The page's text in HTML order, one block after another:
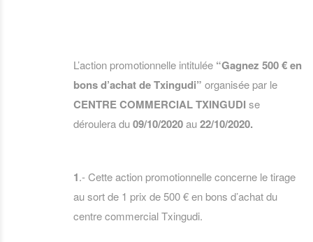
L’action promotionnelle intitulée “Gagnez 500 € en
bons d’achat de Txingudi” organisée par le
CENTRE COMMERCIAL TXINGUDI se
déroulera du09/10/2020au22/10/2020.
1.- Cette action promotionnelle concerne le tirage
au sort de 1 prix de 500 € en bons d’achat du
centre commercial Txingudi.